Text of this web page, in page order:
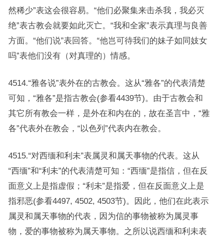
然稀少”表这会很容易。“他们必聚集来击杀我，我必灭
绝”表古教会就要如此灭亡。“我和全家”表示真理与良善
方面。“他们说”表回答。“他岂可待我们的妹子如同妓女
吗”表他们没有（对真理的）情感。
4514.“雅各说”表外在的古教会。这从“雅各”的代表清楚
可知，“雅各”是指古教会(参看4439节)。由于古教会和
其它所有教会一样，是外在和内在的，故在圣言中，“雅
各”代表外在教会，“以色列”代表内在教会。
4515.“对西缅和利未”表属灵和属天事物的代表。这从
“西缅”和“利未”的代表清楚可知：“西缅”是指信，但在反
面意义上是指虚假；“利未”是指爱，但在反面意义上是
指邪恶(参看4497, 4502, 4503节)。因此，他们在此表示
属灵和属天事物的代表，因为信的事物被称为属灵事
物，爱的事物被称为属天事物。之所以说西缅和利未表